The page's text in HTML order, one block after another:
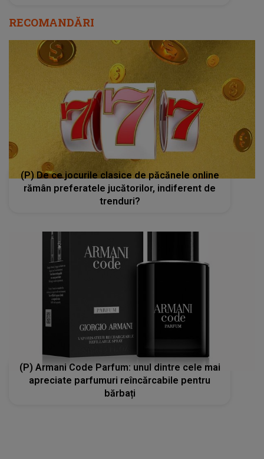
RECOMANDĂRI
(P) De ce jocurile clasice de păcănele online
rămân preferatele jucătorilor, indiferent de
trenduri?
(P) Armani Code Parfum: unul dintre cele mai
apreciate parfumuri reîncărcabile pentru
bărbați